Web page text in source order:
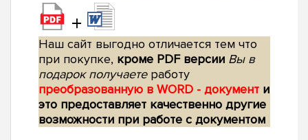
+
Наш сайт выгодно отличается тем что
при покупке, кроме PDF версии Вы в
подарок получаетеработу
преобразованную в WORD - документ и
это предоставляет качественно другие
возможности при работе с документом